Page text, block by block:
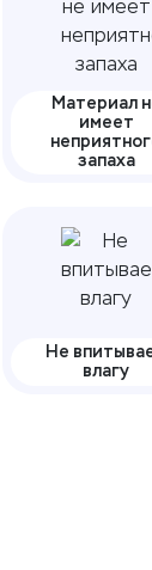
Материал
имеет
запаха
Не
влагу